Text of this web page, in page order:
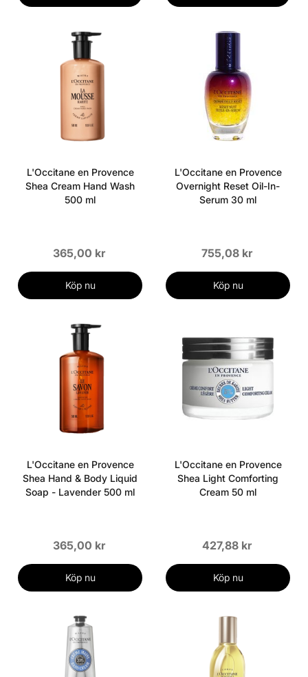
L'Occitane en Provence
Shea Cream Hand Wash
500 ml
365,00 kr
Köp nu
L'Occitane en Provence
Overnight Reset Oil-In-
Serum 30 ml
755,08 kr
Köp nu
L'Occitane en Provence
Shea Hand & Body Liquid
Soap - Lavender 500 ml
365,00 kr
Köp nu
L'Occitane en Provence
Shea Light Comforting
Cream 50 ml
427,88 kr
Köp nu